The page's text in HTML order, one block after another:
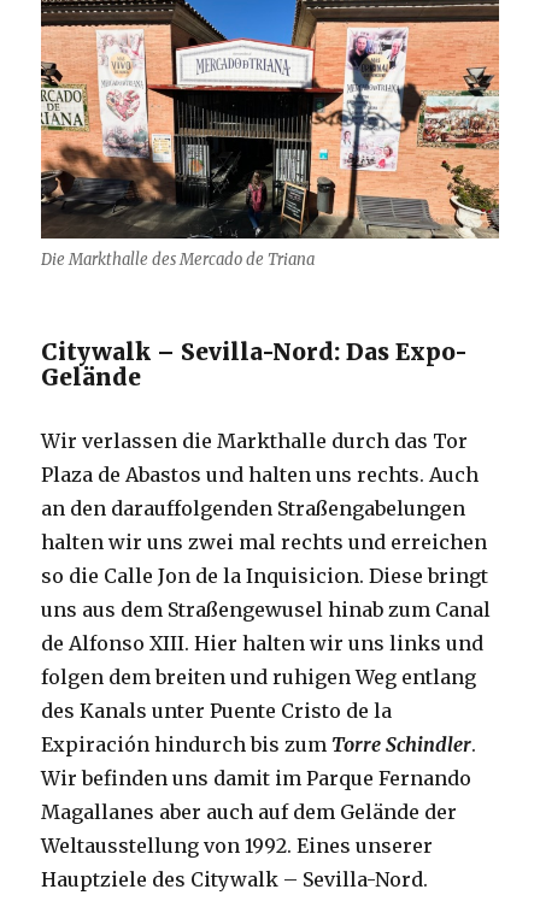
Die Markthalle des Mercado de Triana
Citywalk – Sevilla-Nord: Das Expo-
Gelände
Wir verlassen die Markthalle durch das Tor
Plaza de Abastos und halten uns rechts. Auch
an den darauffolgenden Straßengabelungen
halten wir uns zwei mal rechts und erreichen
so die Calle Jon de la Inquisicion. Diese bringt
uns aus dem Straßengewusel hinab zum Canal
de Alfonso XIII. Hier halten wir uns links und
folgen dem breiten und ruhigen Weg entlang
des Kanals unter Puente Cristo de la
Expiración hindurch bis zum Torre Schindler.
Wir befinden uns damit im Parque Fernando
Magallanes aber auch auf dem Gelände der
Weltausstellung von 1992. Eines unserer
Hauptziele des Citywalk – Sevilla-Nord.